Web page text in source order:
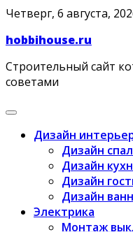
Skip
content
Четверг, 6 августа,
hobbihouse.ru
Строительный сайт
советами
Дизайн
Дизайн
Дизайн
Дизайн
Дизайн
Электрика
Монтаж